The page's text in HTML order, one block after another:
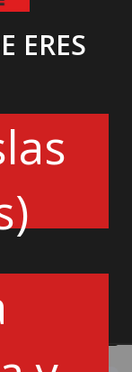
ERES
mm y cable